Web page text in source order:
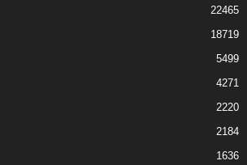
22465
18719
5499
4271
2220
2184
1636